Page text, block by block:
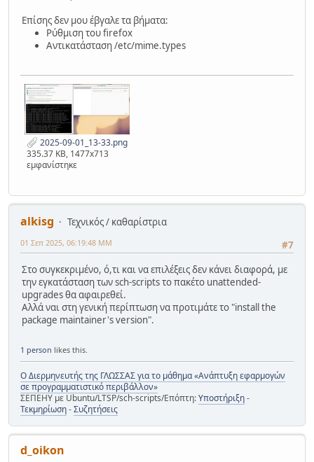
Επίσης δεν μου έβγαλε τα βήματα:
Ρύθμιση του firefox
Αντικατάσταση /etc/mime.types
2025-09-01_13-33.png
335.37 KB, 1477x713
εμφανίστηκε
alkisg
Τεχνικός / καθαρίστρια
#7
01 Σεπ 2025, 06:19:48 ΜΜ
Στο συγκεκριμένο, ό,τι και να επιλέξεις δεν κάνει διαφορά, με
την εγκατάσταση των sch-scripts το πακέτο unattended-
upgrades θα αφαιρεθεί.
Αλλά ναι στη γενική περίπτωση να προτιμάτε το "install the
package maintainer's version".
1 person likes this.
Ο Διερμηνευτής της ΓΛΩΣΣΑΣ για το μάθημα «Ανάπτυξη εφαρμογών
σε προγραμματιστικό περιβάλλον»
ΣΕΠΕΗΥ με Ubuntu/LTSP/sch-scripts/Επόπτη:Υποστήριξη-
Τεκμηρίωση-Συζητήσεις
d_oikon